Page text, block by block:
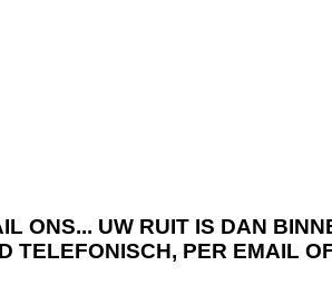
ONS... UW RUIT IS DAN
TELEFONISCH, PER EMAIL